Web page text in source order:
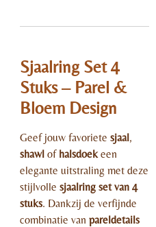
Sjaalring Set 4
Stuks – Parel &
Bloem Design
Geef jouw favoriete sjaal,
shawl of halsdoekeen
elegante uitstraling met deze
stijlvolle sjaalring set van 4
stuks. Dankzij de verfijnde
combinatie van pareldetails